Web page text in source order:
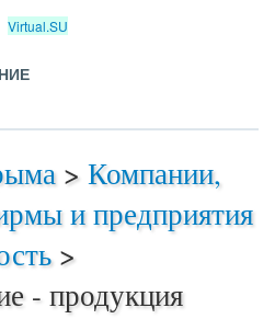
Virtual.SU
> Компании,
и предприятия
>
- продукция